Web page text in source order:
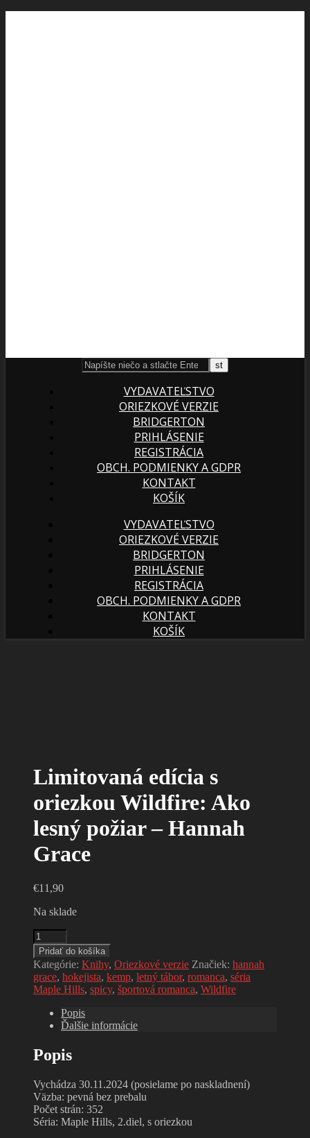
VYDAVATEĽSTVO
ORIEZKOVÉ VERZIE
BRIDGERTON
PRIHLÁSENIE
REGISTRÁCIA
OBCH. PODMIENKY A GDPR
KONTAKT
KOŠÍK
VYDAVATEĽSTVO
ORIEZKOVÉ VERZIE
BRIDGERTON
PRIHLÁSENIE
REGISTRÁCIA
OBCH. PODMIENKY A GDPR
KONTAKT
KOŠÍK
Limitovaná edícia s
oriezkou Wildfire: Ako
lesný požiar – Hannah
Grace
€11,90
Na sklade
množstvo
Limitovaná
edícia
s
oriezkou
Wildfire:
Ako
lesný
-
Hannah
Pridať do košíka
Kategórie: Knihy, Oriezkové verzie Značiek: hannah
grace, hokejista, kemp, letný tábor, romanca, séria
Maple Hills, spicy, športová romanca, Wildfire
Popis
Ďalšie informácie
Popis
Vychádza 30.11.2024 (posielame po naskladnení)
Väzba: pevná bez prebalu
Počet strán: 352
Séria: Maple Hills, 2.diel, s oriezkou